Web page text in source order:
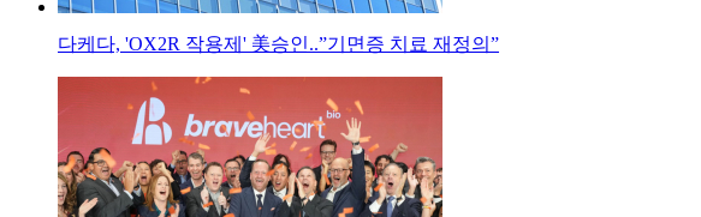
다케다, 'OX2R 작용제' 美승인..”기면증 치료 재정의”